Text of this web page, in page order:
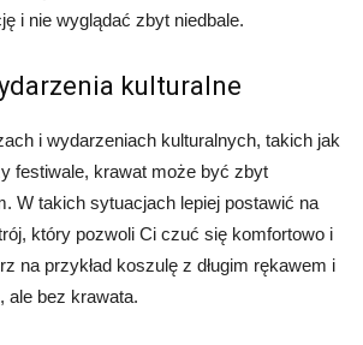
i nie wyglądać zbyt niedbale.
kulturalne
i wydarzeniach kulturalnych, takich jak
festiwale, krawat może być zbyt
W takich sytuacjach lepiej postawić na
który pozwoli Ci czuć się komfortowo i
na przykład koszulę z długim rękawem i
ale bez krawata.